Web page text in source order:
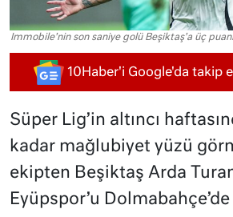
Immobile'nin son saniye golü Beşiktaş'a üç
10Haber'i Google'da takip
Süper Lig’in altıncı
kadar mağlubiyet yüzü
ekipten Beşiktaş Arda
Eyüpspor’u Dolmabahçe’de